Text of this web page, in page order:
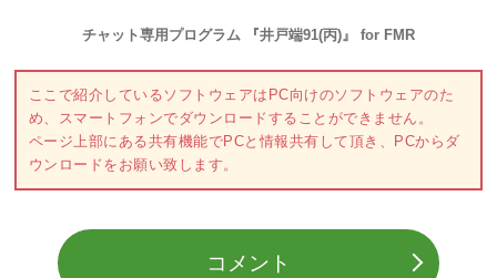
チャット専用プログラム 『井戸端91(丙)』 for FMR
ここで紹介しているソフトウェアはPC向けのソフトウェアのた
め、スマートフォンでダウンロードすることができません。
ページ上部にある共有機能でPCと情報共有して頂き、PCからダ
ウンロードをお願い致します。
コメント